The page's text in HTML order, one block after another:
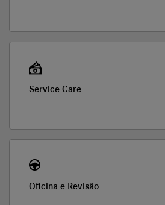
Service Care
Oficina e Revisão